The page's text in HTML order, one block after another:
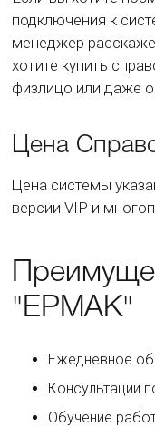
подключения к
менеджер
хотите купить
физлицо или даже
Цена
Цена системы
версии VIP и
"ЕРМАК"
Ежедневное
Консультации
Обучение